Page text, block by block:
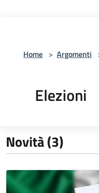
Home > Argomenti
Elezioni
Novità (3)